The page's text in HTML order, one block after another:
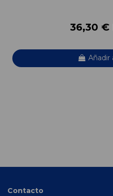
36,30 €
Añadir
Contacto